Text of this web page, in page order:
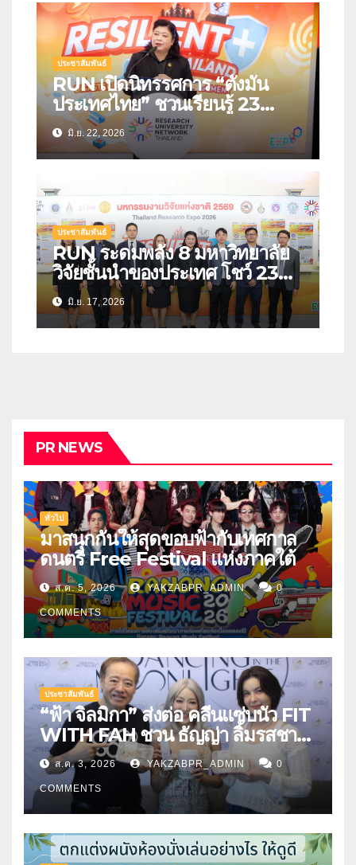
ประชาสัมพันธ์
RUN เปิดนิทรรศการ “ตั้งมั่น
ประเทศไทย” ชวนเรียนรู้ 23
นวัตกรรมรับมือภัยพิบัติแห่ง
อนาคต เปลี่ยนงานวิจัยสู่เครื่องมือ
สร้างความปลอดภัยให้ประชาชน
มิ.ย. 22, 2026
ประชาสัมพันธ์
RUN ระดมพลัง 8 มหาวิทยาลัย
วิจัยชั้นนำของประเทศ โชว์ 23
นวัตกรรมรับมือภัยพิบัติ สร้าง
“ประเทศไทยที่พร้อมรับวิกฤต” ใน
งานมหกรรมงานวิจัยแห่งชาติ
มิ.ย. 17, 2026
PR NEWS
ทั่วไป
มาสนุกกันให้สุดขอบฟ้ากับเทศกาล
ดนตรี Free Festival แห่งภาคใต้
ส.ค. 5, 2026 YAKZABPR_ADMIN 0
COMMENTS
ประชาสัมพันธ์
“ฟ้า จิลมิกา” ส่งต่อ คลีนแซ่บนัว FIT
WITH FAH ชวน ธัญญ่า ลิ้มรสชาติ
อาหารคลีนสุดพรีเมียม
ส.ค. 3, 2026 YAKZABPR_ADMIN 0
COMMENTS